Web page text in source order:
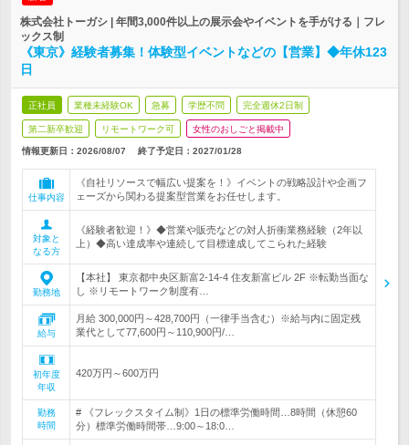
株式会社トーガシ | 年間3,000件以上の展示会やイベントを手がける｜フレ
ックス制
《東京》経験者募集！体験型イベントなどの【営業】◆年休123
日
正社員 業種未経験OK 急募 学歴不問 完全週休2日制
第二新卒歓迎 リモートワーク可 女性のおしごと掲載中
情報更新日：2026/08/07 終了予定日： 2027/01/28
仕事内容
《自社リソースで幅広い提案を！》イベントの戦略設計や企画フ
ェーズから関わる提案型営業をお任せします。
対象と
なる方
《経験者歓迎！》◆営業や販売などの対人折衝業務経験（2年以
上）◆高い達成率や連続して目標達成してこられた経験
勤務地
【本社】 東京都中央区新富2-14-4 住友新富ビル 2F ※転勤当面な
し ※リモートワーク制度有…
給与
月給 300,000円～428,700円（一律手当含む）※給与内に固定残
業代として77,600円～110,900円/…
初年度
年収
420万円～600万円
勤務
時間
# 《フレックスタイム制》1日の標準労働時間…8時間（休憩60
分）標準労働時間帯…9:00～18:0…